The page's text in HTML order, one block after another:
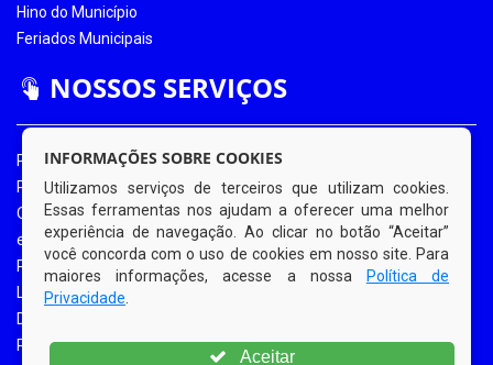
Hino do Município
Feriados Municipais
NOSSOS SERVIÇOS
Portal da Transparência
Portal da Transparência COVID-19
Ouvidoria Eletrônica
e-SIC
Processos de Licitação
Licitações em Andamento
Diário Oficial
Portal do Contribuinte
INFORMAÇÕES SOBRE COOKIES
Utilizamos serviços de terceiros que utilizam cookies.
Essas ferramentas nos ajudam a oferecer uma melhor
experiência de navegação. Ao clicar no botão “Aceitar”
você concorda com o uso de cookies em nosso site. Para
maiores informações, acesse a nossa
Política de
Privacidade
Aceitar